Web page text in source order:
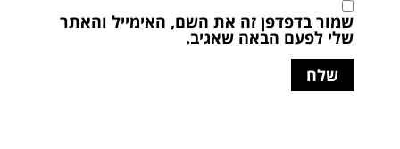
שמור בדפדפן זה את השם, האימייל והאתר
שלי לפעם הבאה שאגיב.